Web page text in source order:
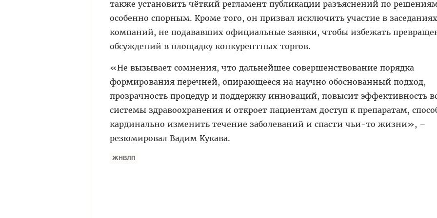
также установить чёткий регламент публикации разъяснений по
особенно спорным. Кроме того, он призвал исключить участие в заседаниях
компаний, не подававших официальные заявки, чтобы избежать
обсуждений в площадку конкурентных торгов.
«Не вызывает сомнения, что дальнейшее совершенствование порядка
формирования перечней, опирающееся на научно обоснованный подход,
прозрачность процедур и поддержку инноваций, повысит эффективность
системы здравоохранения и откроет пациентам доступ к препаратам,
кардинально изменить течение заболеваний и спасти чьи-то жизни», –
резюмировал Вадим Кукава.
ЖНВЛП